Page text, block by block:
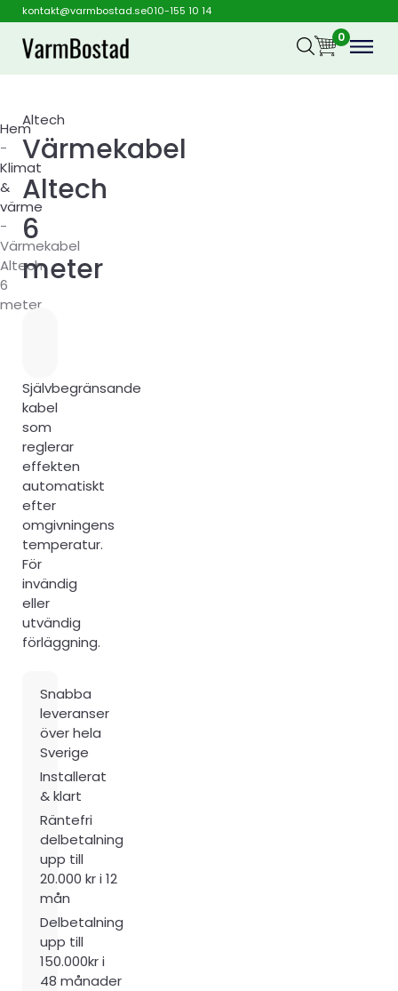
kontakt@varmbostad.se010-155 10 14
0
Hem
-
Klimat
&
värme
-
Värmekabel
Altech
6
meter
Altech
Värmekabel
Altech
6
meter
Självbegränsande
kabel
som
reglerar
effekten
automatiskt
efter
omgivningens
temperatur.
För
invändig
eller
utvändig
förläggning.
Snabba
leveranser
över hela
Sverige
Installerat
& klart
Räntefri
delbetalning
upp till
20.000 kr i 12
mån
Delbetalning
upp till
150.000kr i
48 månader